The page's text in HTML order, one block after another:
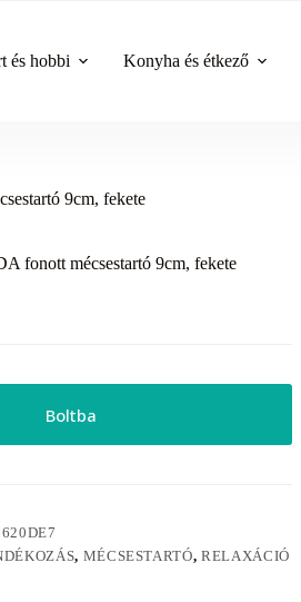
és hobbi Konyha és étkező
9cm, fekete
fonott mécsestartó 9cm, fekete
Boltba
, MÉCSESTARTÓ,RELAXÁCIÓ